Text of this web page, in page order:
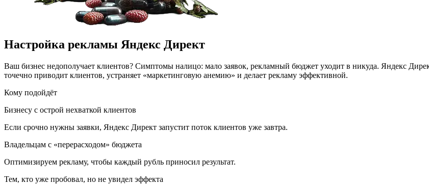
Настройка рекламы Яндекс Директ
Ваш бизнес недополучает клиентов? Симптомы налицо: мало заявок, рекламный бюджет уходит в никуда. Яндекс
точечно приводит клиентов, устраняет «маркетинговую анемию» и делает рекламу эффективной.
Кому подойдёт
Бизнесу с острой нехваткой клиентов
Если срочно нужны заявки, Яндекс Директ запустит поток клиентов уже завтра.
Владельцам с «перерасходом» бюджета
Оптимизируем рекламу, чтобы каждый рубль приносил результат.
Тем, кто уже пробовал, но не увидел эффекта